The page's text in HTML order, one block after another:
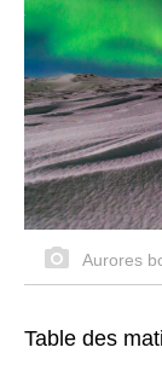
Aurores
Table des